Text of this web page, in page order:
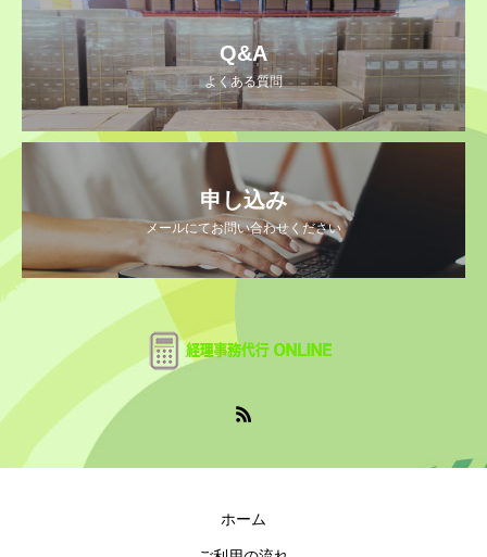
Q&A
よくある質問
申し込み
メールにてお問い合わせください
ホーム